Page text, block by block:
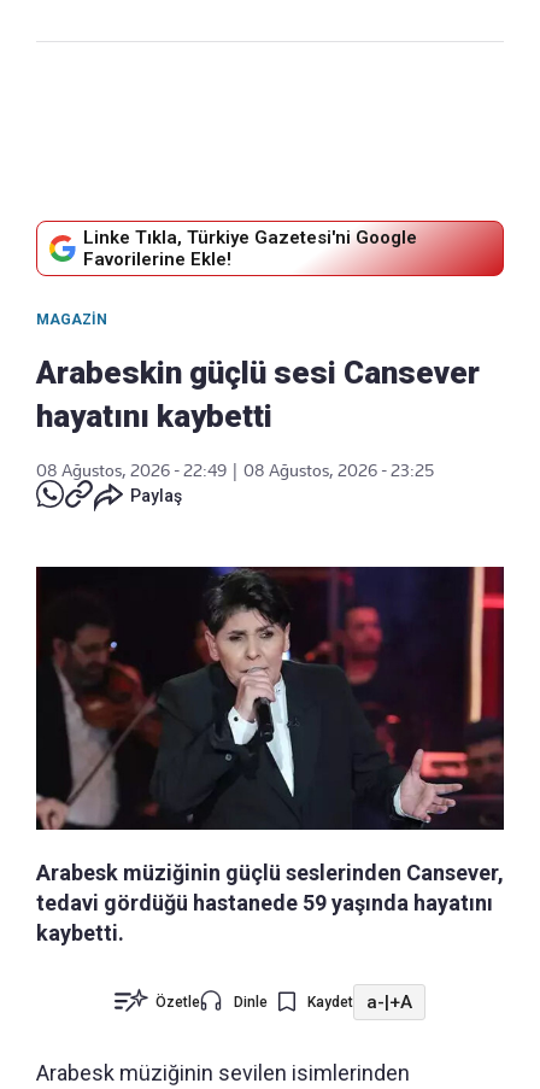
Linke Tıkla, Türkiye Gazetesi'ni Google
Favorilerine Ekle!
MAGAZIN
Arabeskin güçlü sesi Cansever
hayatını kaybetti
08 Ağustos, 2026 - 22:49
08 Ağustos, 2026 - 23:25
Paylaş
Arabesk müziğinin güçlü seslerinden Cansever,
tedavi gördüğü hastanede 59 yaşında hayatını
kaybetti.
Özetle Dinle Kaydet a-|+A
Arabesk müziğinin sevilen isimlerinden